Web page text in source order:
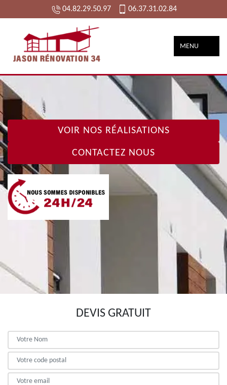
04.82.29.50.97 06.37.31.02.84
MENU
VOIR NOS RÉALISATIONS
CONTACTEZ NOUS
DEVIS GRATUIT